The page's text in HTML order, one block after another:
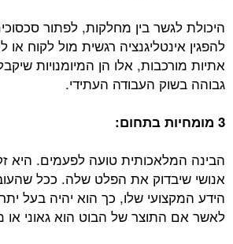
היכולת לגשר בין מחלקות, לפתור
להפגין אינטליגנציה רגשית מול לקוח
אתיות מורכבות, אלו הן המיומנויות
גבוהה בשוק העבודה העתידי.
3 מומחיות בתחום:
הבינה המלאכותית טועה לפעמים. היא
אנושי שיבדוק את הפלט שלה. ככל
הידע המקצועי שלו, כך הוא יהיה בעל
לאשר אם התוצר של הבוט הוא גאוני או